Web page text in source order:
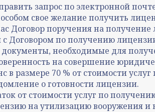
запрос по электронной
свое желание получить
Договор поручения на получение
с Договором по получению
документы, необходимые для
на совершение
в размере 70 % от стоимости
о готовности лицензии.
от стоимости услуг по
на утилизацию вооружения и